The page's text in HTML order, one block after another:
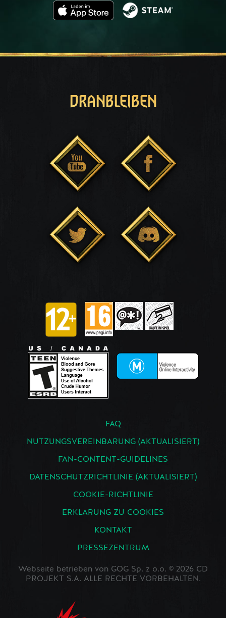
DRANBLEIBEN
FAQ
NUTZUNGSVEREINBARUNG (AKTUALISIERT)
FAN-CONTENT-GUIDELINES
DATENSCHUTZRICHTLINIE (AKTUALISIERT)
COOKIE-RICHTLINIE
ERKLÄRUNG ZU COOKIES
KONTAKT
PRESSEZENTRUM
Webseite betrieben von GOG Sp. z o.o. © 2026 CD
PROJEKT S.A. ALLE RECHTE VORBEHALTEN.